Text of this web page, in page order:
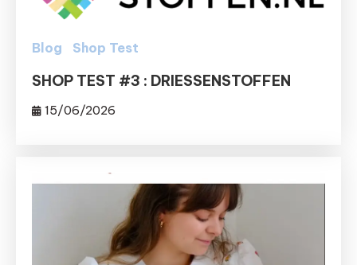
Blog Shop Test
SHOP TEST #3 : DRIESSENSTOFFEN
15/06/2026